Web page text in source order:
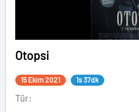
Otopsi
15 Ekim 2021 1s 37dk
Tür: